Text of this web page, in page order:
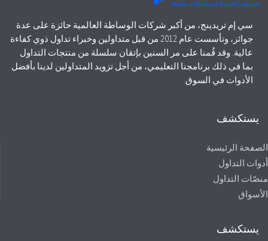
سي إم تريدينج، من أكبر شركات الوساطة العالمية حائزة على عدة
جوائز، وتأسست عام 2012 من قبل متداولين وخبراء تداول ذوي كفاءة
عالية. وقد قُمنا على مر السنين بإتقان سلسلة من منتجات التداول
بما في ذلك برنامجنا التعليمي، من أجل تزويد المتداولين لدينا بأفضل
الأدوات في السوق.
يستكشف
الصفحة الرئيسية
أدوات التداول
منصّات التداول
الأسواق
يستكشف